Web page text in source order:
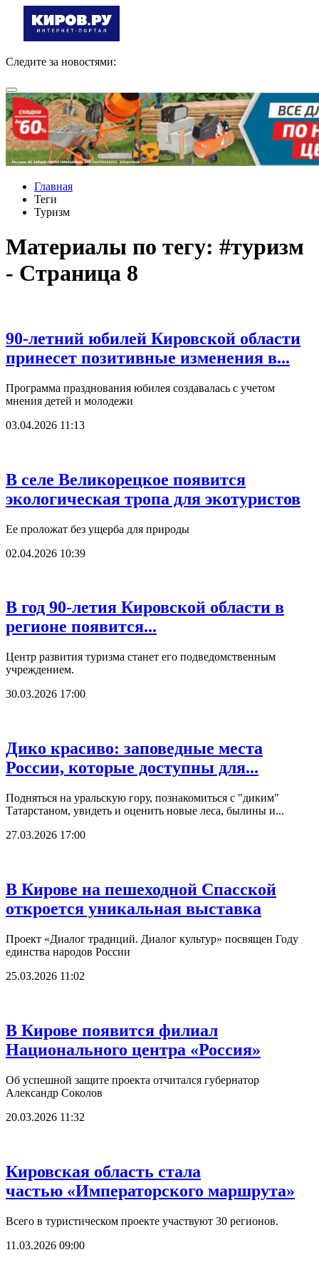
Следите за новостями:
Главная
Теги
Туризм
Материалы по тегу: #туризм
- Страница 8
90-летний юбилей Кировской области
принесет позитивные изменения в...
Программа празднования юбилея создавалась с учетом
мнения детей и молодежи
03.04.2026 11:13
В селе Великорецкое появится
экологическая тропа для экотуристов
Ее проложат без ущерба для природы
02.04.2026 10:39
В год 90-летия Кировской области в
регионе появится...
Центр развития туризма станет его подведомственным
учреждением.
30.03.2026 17:00
Дико красиво: заповедные места
России, которые доступны для...
Подняться на уральскую гору, познакомиться с "диким"
Татарстаном, увидеть и оценить новые леса, былины и...
27.03.2026 17:00
В Кирове на пешеходной Спасской
откроется уникальная выставка
Проект «Диалог традиций. Диалог культур» посвящен Году
единства народов России
25.03.2026 11:02
В Кирове появится филиал
Национального центра «Россия»
Об успешной защите проекта отчитался губернатор
Александр Соколов
20.03.2026 11:32
Кировская область стала
частью «Императорского маршрута»
Всего в туристическом проекте участвуют 30 регионов.
11.03.2026 09:00